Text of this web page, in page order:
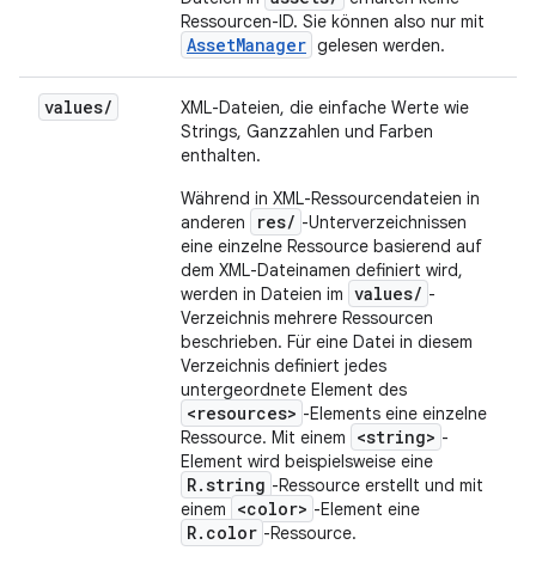
Ressourcen-ID. Sie können also nur mit
AssetManager gelesen werden.
values/
XML-Dateien, die einfache Werte wie
Strings, Ganzzahlen und Farben
enthalten.
Während in XML-Ressourcendateien in
anderen
res/ -Unterverzeichnissen
eine einzelne Ressource basierend auf
dem XML-Dateinamen definiert wird,
werden in Dateien im values/ -
Verzeichnis mehrere Ressourcen
beschrieben. Für eine Datei in diesem
Verzeichnis definiert jedes
untergeordnete Element des
<resources> -Elements eine einzelne
Ressource. Mit einem
<string> -
Element wird beispielsweise eine
R.string -Ressource erstellt und mit
einem
<color> -Element eine
R.color -Ressource.